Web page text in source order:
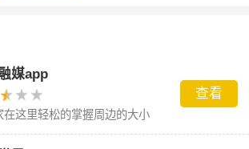
媒app
在这里轻松的掌握周边的大小
查看